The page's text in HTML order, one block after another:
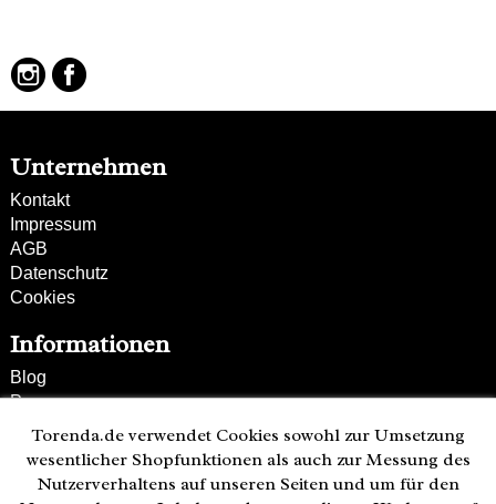
Unternehmen
Kontakt
Impressum
AGB
Datenschutz
Cookies
Informationen
Blog
Presse
Partner
Versand und Zahlung
Bestellung wiederrufen
Torenda.de verwendet Cookies sowohl zur Umsetzung
wesentlicher Shopfunktionen als auch zur Messung des
Nutzerverhaltens auf unseren Seiten und um für den